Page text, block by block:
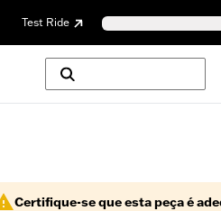
Test Ride
Certifique-se que esta peça é